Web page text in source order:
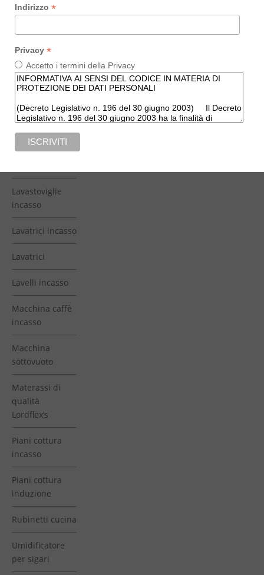
colorati
Frigoriferi
incasso
Frigoriferi side
by side
Illuminazione
cucina
Lavasciuga
Lavastoviglie
incasso
Lavatrici incasso
Lavatrici
Lavelli incasso
Macchina caffè
incasso
Macchina
sottovuoto
Materassi di
qualità
Lordflex’s
Piani cottura
incasso
Piani cottura
induzione
Rubinetti cucina
Umidificatore
per sigari
Indirizzo *
Privacy *
Accetto i termini della Privacy